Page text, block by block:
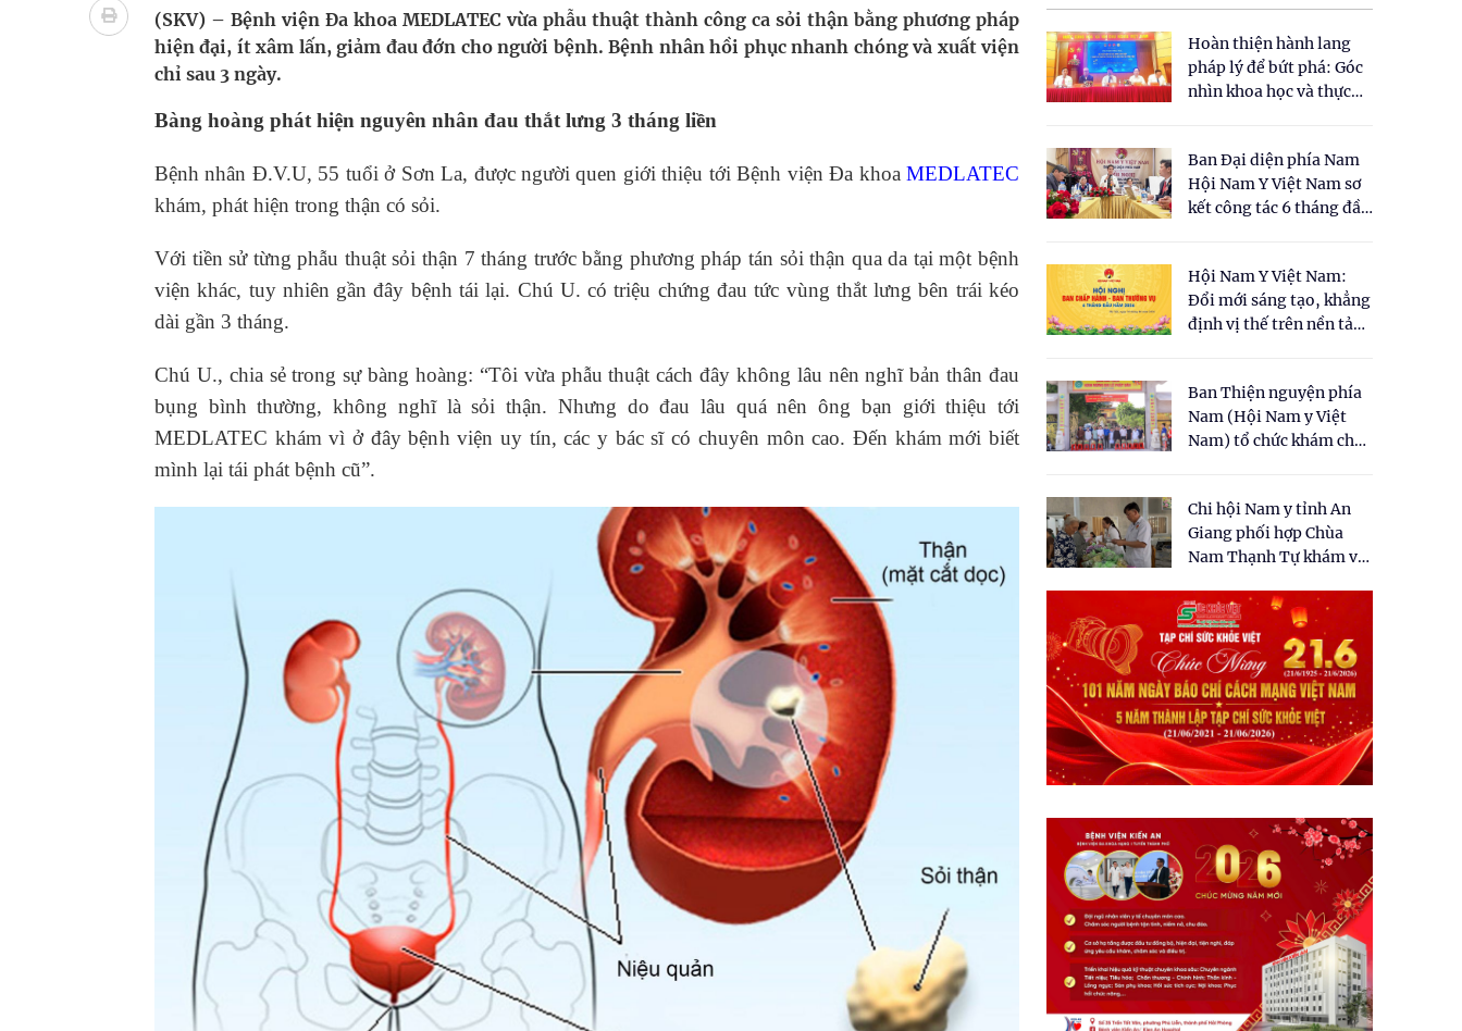
Tác Dụng Chống Kết Tập Tiểu Cầu Và Chống Đông Máu Của Các Loài Nhân Sâm (Panax Spp.): Tổng
Quan Bằng Chứng Dược Lý Và Cơ Chế Phân Tử
Xây dựng bản đồ mạng lưới cấp cứu ngoại viện toàn quốc
Đắk Lắk: Đẩy nhanh tiến độ khám sức khỏe định kỳ, khám sàng lọc cho người dân
(SKV) – Bệnh viện Đa khoa MEDLATEC vừa phẫu thuật thành công ca sỏi thận bằng phương pháp
hiện đại, ít xâm lấn, giảm đau đớn cho người bệnh. Bệnh nhân hồi phục nhanh chóng và xuất viện
chỉ sau 3 ngày.
Bàng hoàng phát hiện nguyên nhân đau thắt lưng 3 tháng liền
Bệnh nhân Đ.V.U, 55 tuổi ở Sơn La, được người quen giới thiệu tới Bệnh viện Đa khoa MEDLATEC
khám, phát hiện trong thận có sỏi.
Với tiền sử từng phẫu thuật sỏi thận 7 tháng trước bằng phương pháp tán sỏi thận qua da tại một bệnh
viện khác, tuy nhiên gần đây bệnh tái lại. Chú U. có triệu chứng đau tức vùng thắt lưng bên trái kéo
dài gần 3 tháng.
Chú U., chia sẻ trong sự bàng hoàng: “Tôi vừa phẫu thuật cách đây không lâu nên nghĩ bản thân đau
bụng bình thường, không nghĩ là sỏi thận. Nhưng do đau lâu quá nên ông bạn giới thiệu tới
MEDLATEC khám vì ở đây bệnh viện uy tín, các y bác sĩ có chuyên môn cao. Đến khám mới biết
mình lại tái phát bệnh cũ”.
Hoàn thiện hành lang
pháp lý để bứt phá: Góc
nhìn khoa học và thực
cho Luật Y dược cổ
truyền Việt Nam"
Ban Đại diện phía Nam
Hội Nam Y Việt Nam sơ
kết công tác 6 tháng đầu
Hội Nam Y Việt Nam:
Đổi mới sáng tạo, khẳng
định vị thế trên nền tảng
Ban Thiện nguyện phía
Nam (Hội Nam y Việt
Nam) tổ chức khám chữa
dân tại xã Tân Tập
Chi hội Nam y tỉnh An
Giang phối hợp Chùa
Nam Thạnh Tự khám và
nhân dân